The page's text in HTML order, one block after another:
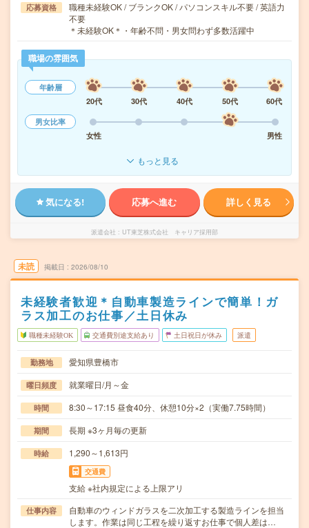
応募資格
職種未経験OK / ブランクOK / パソコンスキル不要 / 英語力
不要
＊未経験OK＊・年齢不問・男女問わず多数活躍中
職場の雰囲気
年齢層
20代
30代 40代 50代
60代
男女比率
女性
男性
もっと見る
気になる! 応募へ進む 詳しく見る
派遣会社 UT東芝株式会社 キャリア採用部
未読 掲載日 2026/08/10
未経験者歓迎＊自動車製造ラインで簡単！ガ
ラス加工のお仕事／土日休み
職種未経験OK 交通費別途支給あり 土日祝日が休み 派遣
勤務地 愛知県豊橋市
曜日頻度 就業曜日/月～金
時間 8:30～17:15 昼食40分、休憩10分×2（実働7.75時間）
期間 長期 ※3ヶ月毎の更新
時給 1,290～1,613円
交通費
支給 ※社内規定による上限アリ
仕事内容
自動車のウィンドガラスを二次加工する製造ラインを担当
します。作業は同じ工程を繰り返すお仕事で個人差は…